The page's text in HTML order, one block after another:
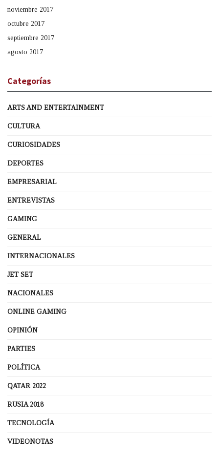
noviembre 2017
octubre 2017
septiembre 2017
agosto 2017
Categorías
ARTS AND ENTERTAINMENT
CULTURA
CURIOSIDADES
DEPORTES
EMPRESARIAL
ENTREVISTAS
GAMING
GENERAL
INTERNACIONALES
JET SET
NACIONALES
ONLINE GAMING
OPINIÓN
PARTIES
POLÍTICA
QATAR 2022
RUSIA 2018
TECNOLOGÍA
VIDEONOTAS